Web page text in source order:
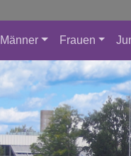
Männer Frauen